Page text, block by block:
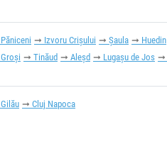
Păniceni Izvoru Crișului Șaula Huedin
Groși
Tinăud Aleșd Lugașu de Jos
Gilău Cluj Napoca